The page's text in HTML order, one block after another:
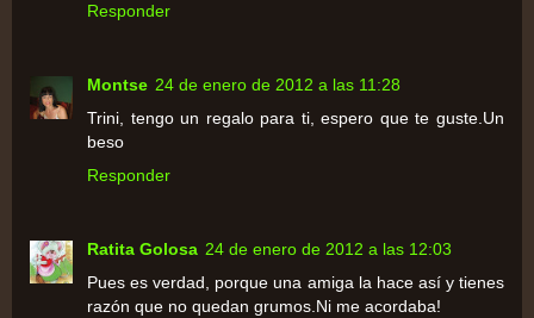
Responder
Montse 24 de enero de 2012 a las 11:28
Trini, tengo un regalo para ti, espero que te guste.Un
beso
Responder
Ratita Golosa 24 de enero de 2012 a las 12:03
Pues es verdad, porque una amiga la hace así y tienes
razón que no quedan grumos.Ni me acordaba!